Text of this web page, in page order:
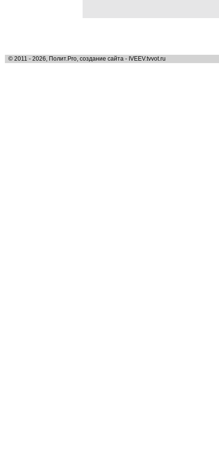
© 2011 - 2026, Полит.Pro, создание сайта - IVEEV.tvvot.ru